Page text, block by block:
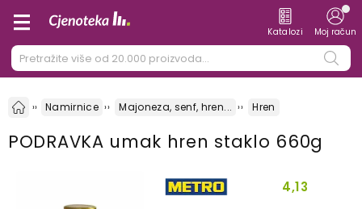
Katalozi Moj račun
Namirnice Majoneza, senf, hren... Hren
PODRAVKA umak hren staklo 660g
4,13